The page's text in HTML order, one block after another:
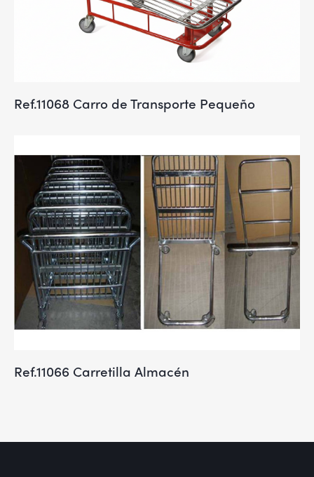
Ref.11068 Carro de Transporte Pequeño
Ref.11066 Carretilla Almacén